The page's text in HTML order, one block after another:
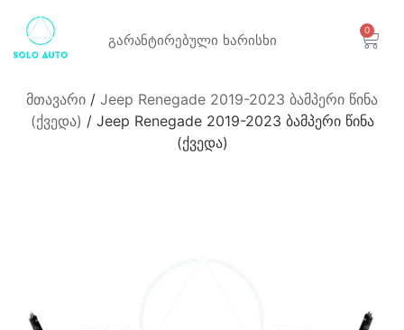
გარანტირებული ხარისხი
0
მთავარი / Jeep Renegade 2019-2023 ბამპერი წინა
(ქვედა) / Jeep Renegade 2019-2023 ბამპერი წინა
(ქვედა)